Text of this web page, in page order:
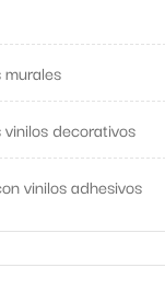
decorativos
vinilos adhesivos